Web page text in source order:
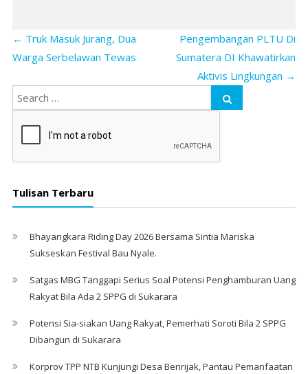
← Truk Masuk Jurang, Dua
Warga Serbelawan Tewas
Pengembangan PLTU Di
Sumatera DI Khawatirkan
Aktivis Lingkungan →
Tulisan Terbaru
Bhayangkara Riding Day 2026 Bersama Sintia Mariska
Sukseskan Festival Bau Nyale. ‎
Satgas MBG Tanggapi Serius Soal Potensi Penghamburan Uang
Rakyat Bila Ada 2 SPPG di Sukarara
Potensi Sia-siakan Uang Rakyat, Pemerhati Soroti Bila 2 SPPG
Dibangun di Sukarara
Korprov TPP NTB Kunjungi Desa Beririjak, Pantau Pemanfaatan